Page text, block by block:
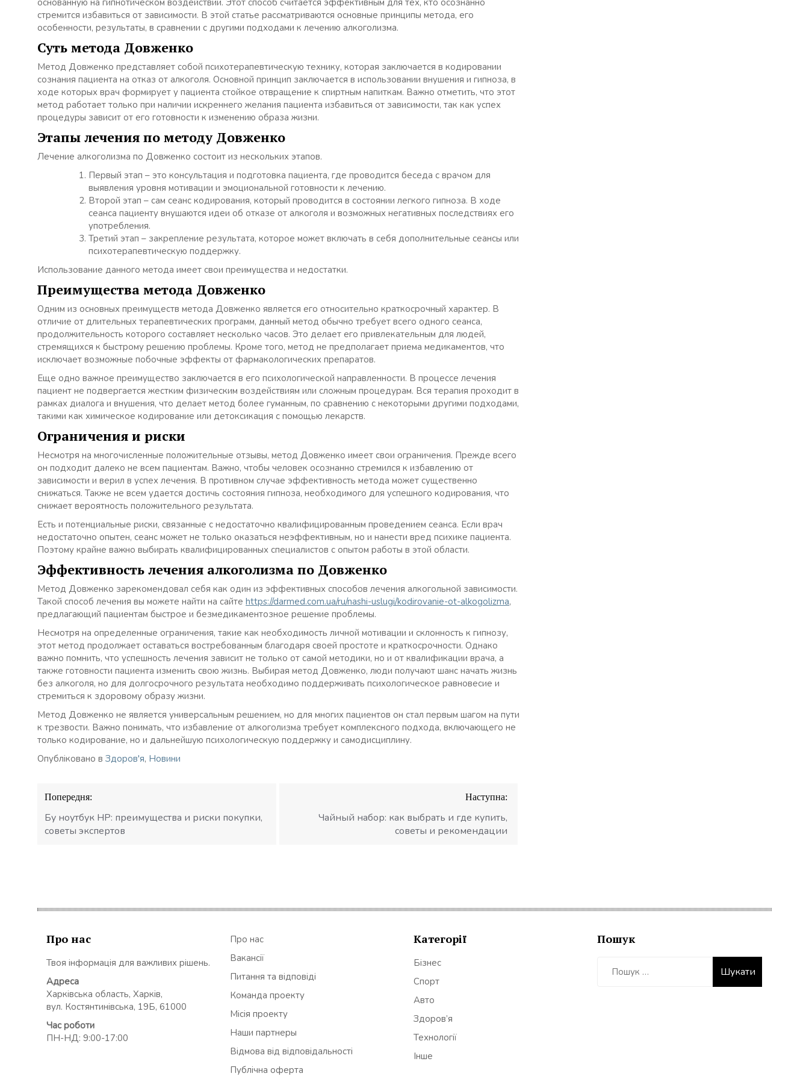
основанную на гипнотическом воздействии. Этот способ считается эффективным для тех, кто осознанно
стремится избавиться от зависимости. В этой статье рассматриваются основные принципы метода, его
особенности, результаты, в сравнении с другими подходами к лечению алкоголизма.
Суть метода Довженко
Метод Довженко представляет собой психотерапевтическую технику, которая заключается в кодировании
сознания пациента на отказ от алкоголя. Основной принцип заключается в использовании внушения и гипноза, в
ходе которых врач формирует у пациента стойкое отвращение к спиртным напиткам. Важно отметить, что этот
метод работает только при наличии искреннего желания пациента избавиться от зависимости, так как успех
процедуры зависит от его готовности к изменению образа жизни.
Этапы лечения по методу Довженко
Лечение алкоголизма по Довженко состоит из нескольких этапов.
Первый этап – это консультация и подготовка пациента, где проводится беседа с врачом для
выявления уровня мотивации и эмоциональной готовности к лечению.
Второй этап – сам сеанс кодирования, который проводится в состоянии легкого гипноза. В ходе
сеанса пациенту внушаются идеи об отказе от алкоголя и возможных негативных последствиях его
употребления.
Третий этап – закрепление результата, которое может включать в себя дополнительные сеансы или
психотерапевтическую поддержку.
Использование данного метода имеет свои преимущества и недостатки.
Преимущества метода Довженко
Одним из основных преимуществ метода Довженко является его относительно краткосрочный характер. В
отличие от длительных терапевтических программ, данный метод обычно требует всего одного сеанса,
продолжительность которого составляет несколько часов. Это делает его привлекательным для людей,
стремящихся к быстрому решению проблемы. Кроме того, метод не предполагает приема медикаментов, что
исключает возможные побочные эффекты от фармакологических препаратов.
Еще одно важное преимущество заключается в его психологической направленности. В процессе лечения
пациент не подвергается жестким физическим воздействиям или сложным процедурам. Вся терапия проходит в
рамках диалога и внушения, что делает метод более гуманным, по сравнению с некоторыми другими подходами,
такими как химическое кодирование или детоксикация с помощью лекарств.
Ограничения и риски
Несмотря на многочисленные положительные отзывы, метод Довженко имеет свои ограничения. Прежде всего
он подходит далеко не всем пациентам. Важно, чтобы человек осознанно стремился к избавлению от
зависимости и верил в успех лечения. В противном случае эффективность метода может существенно
снижаться. Также не всем удается достичь состояния гипноза, необходимого для успешного кодирования, что
снижает вероятность положительного результата.
Есть и потенциальные риски, связанные с недостаточно квалифицированным проведением сеанса. Если врач
недостаточно опытен, сеанс может не только оказаться неэффективным, но и нанести вред психике пациента.
Поэтому крайне важно выбирать квалифицированных специалистов с опытом работы в этой области.
Эффективность лечения алкоголизма по Довженко
Метод Довженко зарекомендовал себя как один из эффективных способов лечения алкогольной зависимости.
Такой способ лечения вы можете найти на сайте https://darmed.com.ua/ru/nashi-uslugi/kodirovanie-ot-alkogolizma,
предлагающий пациентам быстрое и безмедикаментозное решение проблемы.
Несмотря на определенные ограничения, такие как необходимость личной мотивации и склонность к гипнозу,
этот метод продолжает оставаться востребованным благодаря своей простоте и краткосрочности. Однако
важно помнить, что успешность лечения зависит не только от самой методики, но и от квалификации врача, а
также готовности пациента изменить свою жизнь. Выбирая метод Довженко, люди получают шанс начать жизнь
без алкоголя, но для долгосрочного результата необходимо поддерживать психологическое равновесие и
стремиться к здоровому образу жизни.
Метод Довженко не является универсальным решением, но для многих пациентов он стал первым шагом на пути
к трезвости. Важно понимать, что избавление от алкоголизма требует комплексного подхода, включающего не
только кодирование, но и дальнейшую психологическую поддержку и самодисциплину.
Опубліковано в Здоров'я, Новини
Навігація
записів
Попередня:
Бу ноутбук HP: преимущества и риски покупки,
советы экспертов
Наступна:
Чайный набор: как выбрать и где купить,
советы и рекомендации
Про нас
Твоя інформація для важливих рішень.
Адреса
Харківська область, Харків,
вул. Костянтинівська, 19Б, 61000
Час роботи
ПН-НД: 9:00-17:00
Про нас
Вакансії
Питання та відповіді
Команда проекту
Місія проекту
Наши партнеры
Відмова від відповідальності
Публічна оферта
Категорії
Бізнес
Спорт
Авто
Здоров’я
Технології
Інше
Пошук